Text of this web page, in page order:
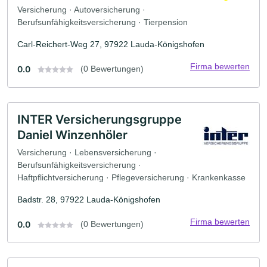
Versicherung · Autoversicherung ·
Berufsunfähigkeitsversicherung · Tierpension
Carl-Reichert-Weg 27, 97922 Lauda-Königshofen
0.0 (0 Bewertungen) Firma bewerten
INTER Versicherungsgruppe
Daniel Winzenhöler
Versicherung · Lebensversicherung ·
Berufsunfähigkeitsversicherung ·
Haftpflichtversicherung · Pflegeversicherung · Krankenkasse
Badstr. 28, 97922 Lauda-Königshofen
0.0 (0 Bewertungen) Firma bewerten